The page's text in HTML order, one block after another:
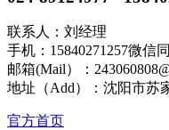
联系人：刘经理
手机：15840271257微信
邮箱(Mail）：
地址（Add）：沈阳市苏
官方首页